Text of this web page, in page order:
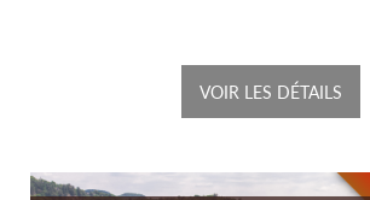
VOIR LES DÉTAILS